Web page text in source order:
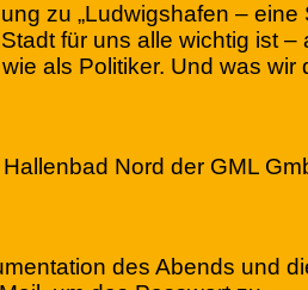
zu „Ludwigshafen – eine
für uns alle wichtig ist –
als Politiker. Und was wir
Nord der GML
des Abends und